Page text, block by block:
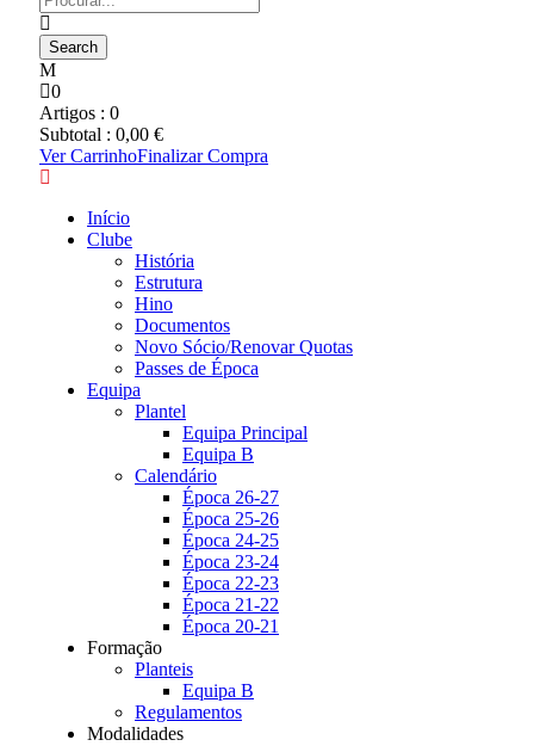
0
Artigos : 0
Subtotal : 0,00 €
Ver CarrinhoFinalizar Compra
Início
Clube
História
Estrutura
Hino
Documentos
Novo Sócio/Renovar Quotas
Passes de Época
Equipa
Plantel
Equipa Principal
Equipa B
Calendário
Época 26-27
Época 25-26
Época 24-25
Época 23-24
Época 22-23
Época 21-22
Época 20-21
Formação
Planteis
Equipa B
Regulamentos
Modalidades